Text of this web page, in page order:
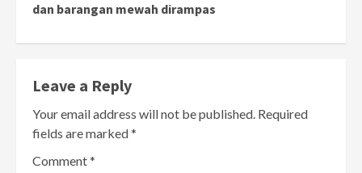
dan barangan mewah dirampas
Leave a Reply
Your email address will not be published. Required
fields are marked*
Comment*